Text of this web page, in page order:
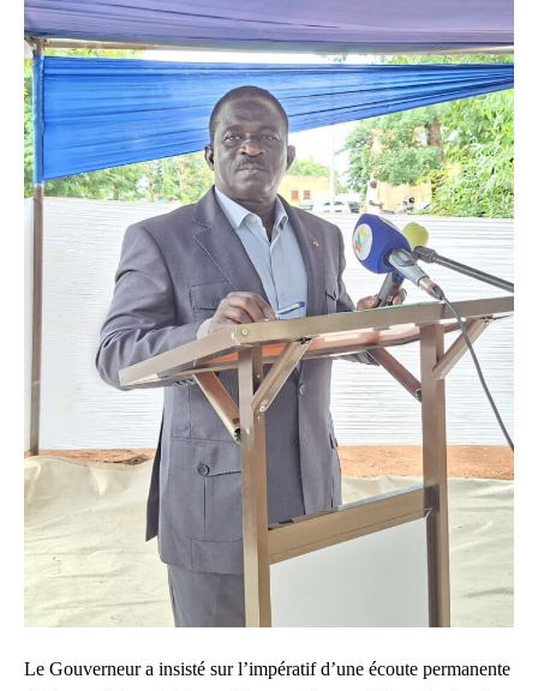
Le Gouverneur a insisté sur l’impératif d’une écoute permanente